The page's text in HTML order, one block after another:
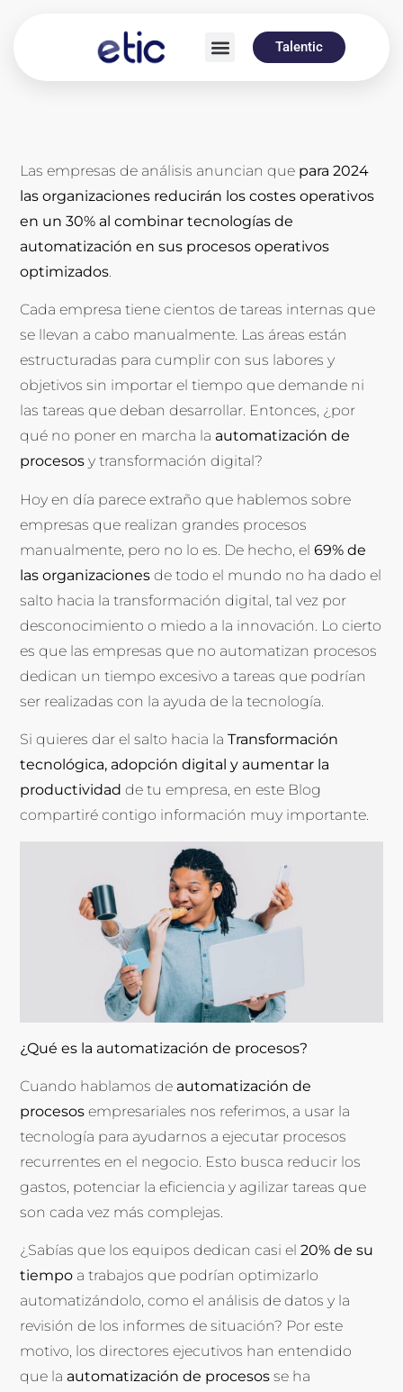
Talentic
Las empresas de análisis anuncian que para 2024
las organizaciones reducirán los costes operativos
en un 30% al combinar tecnologías de
automatización en sus procesos operativos
optimizados.
Cada empresa tiene cientos de tareas internas que
se llevan a cabo manualmente. Las áreas están
estructuradas para cumplir con sus labores y
objetivos sin importar el tiempo que demande ni
las tareas que deban desarrollar. Entonces, ¿por
qué no poner en marcha la automatización de
procesos y transformación digital?
Hoy en día parece extraño que hablemos sobre
empresas que realizan grandes procesos
manualmente, pero no lo es. De hecho, el69% de
las organizaciones de todo el mundo no ha dado el
salto hacia la transformación digital, tal vez por
desconocimiento o miedo a la innovación. Lo cierto
es que las empresas que no automatizan procesos
dedican un tiempo excesivo a tareas que podrían
ser realizadas con la ayuda de la tecnología.
Si quieres dar el salto hacia la Transformación
tecnológica, adopción digital y aumentar la
productividadde tu empresa, en este Blog
compartiré contigo información muy importante.
¿Qué es la automatización de procesos?
Cuando hablamos de automatización de
procesos empresariales nos referimos, a usar la
tecnología para ayudarnos a ejecutar procesos
recurrentes en el negocio. Esto busca reducir los
gastos, potenciar la eficiencia y agilizar tareas que
son cada vez más complejas.
¿Sabías que los equipos dedican casi el20% de su
tiempo a trabajos que podrían optimizarlo
automatizándolo, como el análisis de datos y la
revisión de los informes de situación? Por este
motivo, los directores ejecutivos han entendido
que la automatización de procesosse ha